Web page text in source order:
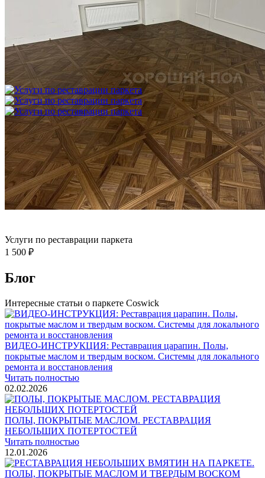
Укладка модульного паркета с финишным покрытием на
фанеру
3 600 ₽
Услуги по реставрации паркета
1 500 ₽
Блог
Интересные статьи о паркете Coswick
ВИДЕО-ИНСТРУКЦИЯ: Реставрация царапин. Полы,
покрытые маслом и твердым воском. Системы для локального
ремонта и восстановления
Читать полностью
02.02.2026
ПОЛЫ, ПОКРЫТЫЕ МАСЛОМ. РЕСТАВРАЦИЯ
НЕБОЛЬШИХ ПОТЕРТОСТЕЙ
Читать полностью
12.01.2026